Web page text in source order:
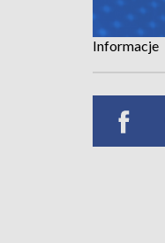
Informacje